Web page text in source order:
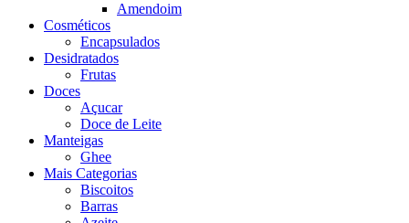
Amendoim
Cosméticos
Encapsulados
Desidratados
Frutas
Doces
Açucar
Doce de Leite
Manteigas
Ghee
Mais Categorias
Biscoitos
Barras